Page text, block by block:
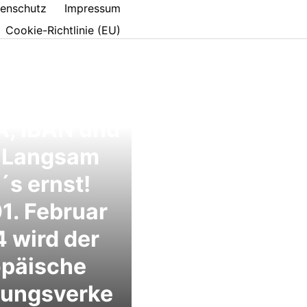
Impressum
Cookie-Richtlinie (EU)
Langsam
ernst!
Februar
wird der